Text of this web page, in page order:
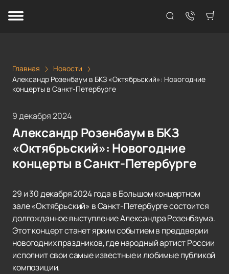
Главная
Новости
Александр Розенбаум в БКЗ «Октябрьский»: Новогодние
концерты в Санкт-Петербурге
9 декабря 2024
Александр Розенбаум в БКЗ
«Октябрьский»: Новогодние
концерты в Санкт-Петербурге
29 и 30 декабря 2024 года в Большом концертном
зале «Октябрьский» в Санкт-Петербурге состоится
долгожданное выступление Александра Розенбаума.
Этот концерт станет ярким событием в преддверии
новогодних праздников, где народный артист России
исполнит свои самые известные и любимые публикой
композиции.